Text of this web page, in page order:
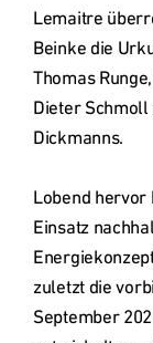
Lemaitre
Beinke die
Thomas
Dieter Schmoll
Dickmanns.
Lobend hervor
Einsatz
zuletzt die
September